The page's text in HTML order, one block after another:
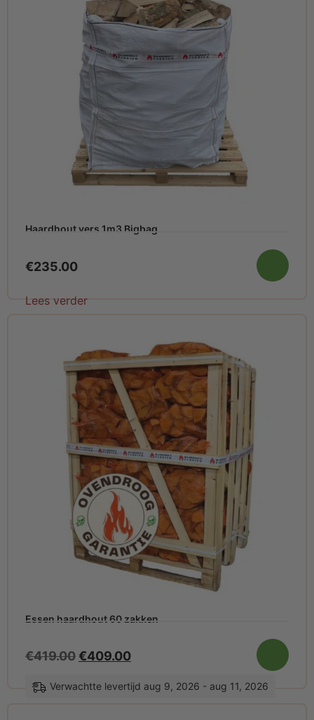
Haardhout vers 1m3 Bigbag
€235.00
Lees verder
Essen haardhout 60 zakken
€419.00€409.00
Verwachtte levertijd aug 9, 2026 - aug 11, 2026